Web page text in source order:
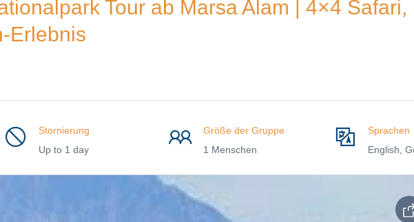
Tour ab Marsa Alam | 4×4 Safari,
Erlebnis
Stornierung
Up to 1 day
Größe der Gruppe
1 Menschen
Sprachen
English,